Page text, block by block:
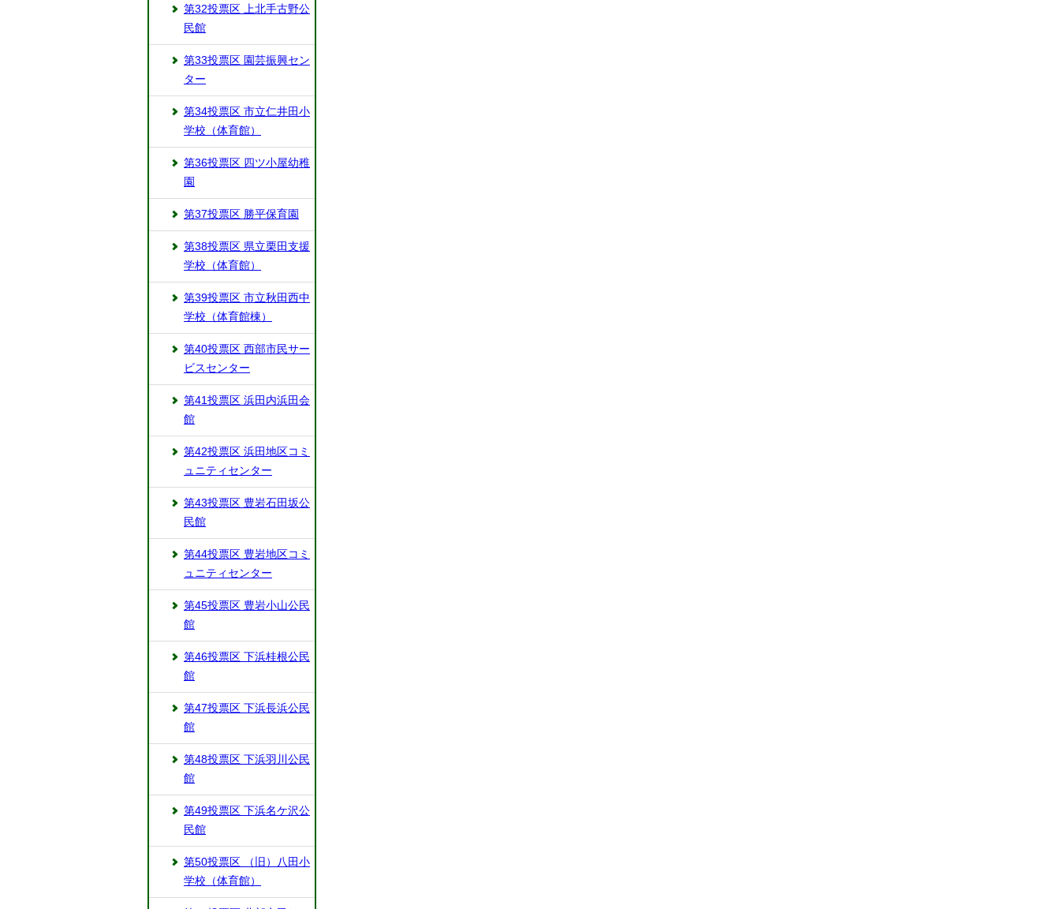
第32投票区 上北手古野公
民館
第33投票区 園芸振興セン
ター
第34投票区 市立仁井田小
学校（体育館）
第36投票区 四ツ小屋幼稚
園
第37投票区 勝平保育園
第38投票区 県立栗田支援
学校（体育館）
第39投票区 市立秋田西中
学校（体育館棟）
第40投票区 西部市民サー
ビスセンター
第41投票区 浜田内浜田会
館
第42投票区 浜田地区コミ
ュニティセンター
第43投票区 豊岩石田坂公
民館
第44投票区 豊岩地区コミ
ュニティセンター
第45投票区 豊岩小山公民
館
第46投票区 下浜桂根公民
館
第47投票区 下浜長浜公民
館
第48投票区 下浜羽川公民
館
第49投票区 下浜名ケ沢公
民館
第50投票区 （旧）八田小
学校（体育館）